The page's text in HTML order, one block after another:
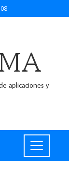
aplicaciones y